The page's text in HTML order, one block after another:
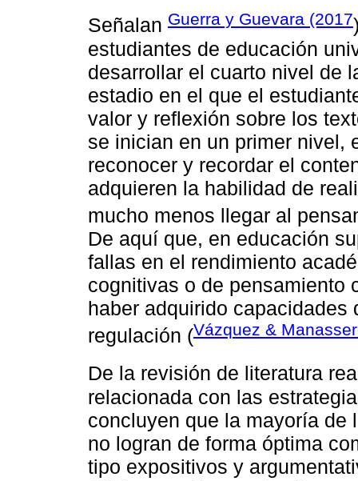
Señalan Guerra y Guevara (2017
estudiantes de educación
desarrollar el cuarto nivel de
estadio en el que el
valor y reflexión sobre los
se inician en un primer nivel,
reconocer y recordar el
adquieren la habilidad de
mucho menos llegar al
De aquí que, en educación
fallas en el rendimiento
cognitivas o de pensamiento
haber adquirido
regulación (Vázquez &
De la revisión de literatura
relacionada con las
concluyen que la mayoría de
no logran de forma óptima
tipo expositivos y